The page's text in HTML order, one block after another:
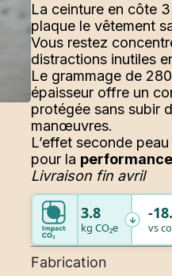
La ceinture en côte
plaque le vêtement
Vous restez
distractions inutiles
Le grammage de
épaisseur offre un
protégée sans subir
manœuvres.
L’effet seconde
pour la performance
Livraison fin avril
3.8
kg CO₂e
-
vs
Fabrication
VAGUE
10% sur votre